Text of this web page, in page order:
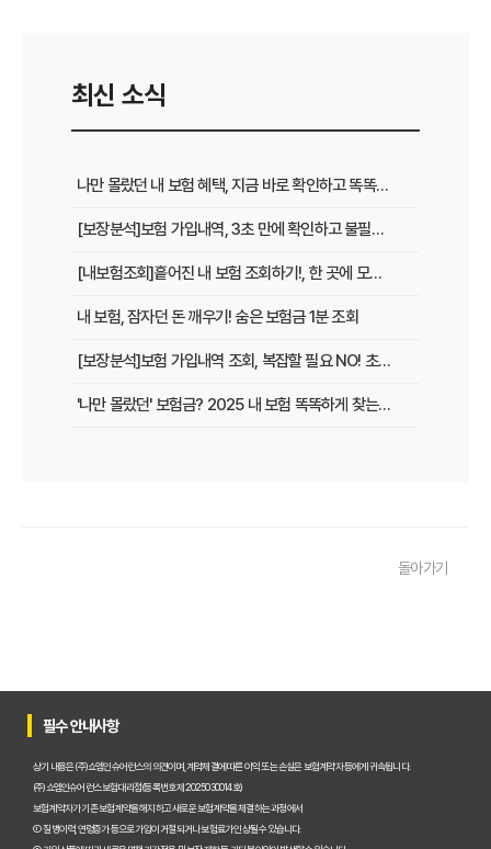
최신 소식
나만 몰랐던 내 보험 혜택, 지금 바로 확인하고 똑똑하게 활용하기
[보장분석]보험 가입내역, 3초 만에 확인하고 불필요한 보험료 줄이는 법
[내보험조회]흩어진 내 보험 조회하기!, 한 곳에 모아보는 방법! 보험 통합조회로 보험금 누락 없이 챙기세요
내 보험, 잠자던 돈 깨우기! 숨은 보험금 1분 조회
[보장분석]보험 가입내역 조회, 복잡할 필요 NO! 초간단 조회 방법으로 내 보험 보장 분석하기
'나만 몰랐던' 보험금? 2025 내 보험 똑똑하게 찾는 법
돌아가기
필수 안내사항
상기 내용은 (주)쇼엠인슈어런스의 의견이며, 계약체결에 따른 이익 또는 손실은 보험계약자 등에게 귀속됩니다.
(주)쇼엠인슈어런스 보험대리점(등록번호 제2025030014호)
보험계약자가 기존 보험계약을 해지하고 새로운 보험계약을 체결하는 과정에서
① 질병이력, 연령증가 등으로 가입이 거절되거나 보험료가 인상될 수 있습니다.